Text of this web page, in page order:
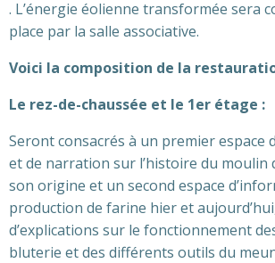
. L’énergie éolienne transformée sera
place par la salle associative.
Voici la composition de la
Le rez-de-chaussée et le 1er étage :
Seront consacrés à un premier espace
et de narration sur l’histoire du moulin
son origine et un second espace
production de farine hier et
d’explications sur le fonctionnement
bluterie et des différents outils du